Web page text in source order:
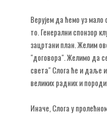
Верујем да ћемо уз
то. Генерални спонзор
зацртани план. Желим
"договора". Желимо да
света" Слога ће и даље
великих радних и
Иначе, Слога у